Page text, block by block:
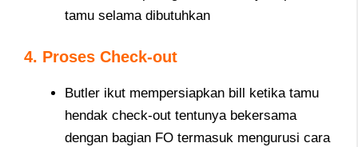
tamu selama dibutuhkan
4. Proses Check-out
Butler ikut mempersiapkan bill ketika tamu
hendak check-out tentunya bekersama
dengan bagian FO termasuk mengurusi cara